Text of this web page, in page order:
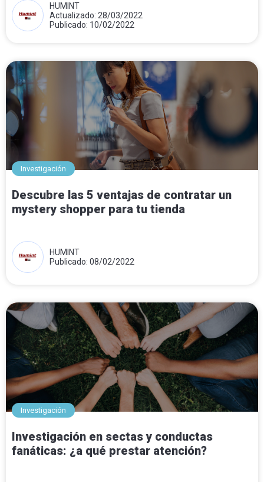
HUMINT
Actualizado: 28/03/2022
Publicado: 10/02/2022
Investigación
Descubre las 5 ventajas de contratar un
mystery shopper para tu tienda
HUMINT
Publicado: 08/02/2022
Investigación
Investigación en sectas y conductas
fanáticas: ¿a qué prestar atención?